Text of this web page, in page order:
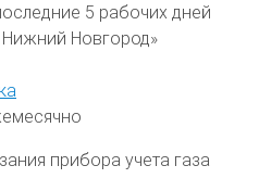
5 рабочих дней
Новгород»
прибора учета газа